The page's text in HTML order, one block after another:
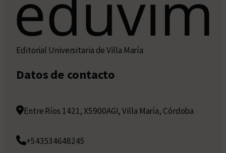
Editorial Universitaria de Villa María
Datos de contacto
Entre Ríos 1421, X5900AGI, Villa María, Córdoba
+543534648245